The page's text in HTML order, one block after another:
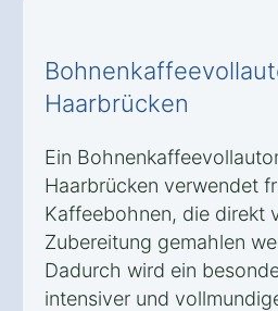
Haarbrücken
Ein
Haarbrücken verwendet
Kaffeebohnen, die direkt
Zubereitung gemahlen
Dadurch wird ein
intensiver und